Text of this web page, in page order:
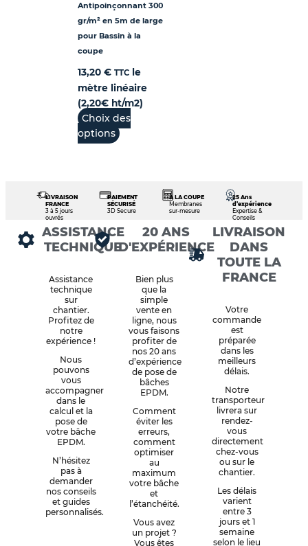
Antipoinçonnant 300
gr/m² en 5m de large
pour Bassin à la
coupe
13,20 € TTCle
mètre linéaire
(2,20€ ht/m2)
Choix des
options
LIVRAISON
FRANCE
3 à 5 jours
ouvrés
PAIEMENT
SÉCURISÉ
3D Secure
À LA COUPE
Membranes
sur-mesure
25 Ans
d’expérience
Expertise &
Conseils
ASSISTANCE
TECHNIQUE
Assistance
technique
sur
chantier.
Profitez de
notre
expérience !
Nous
pouvons
vous
accompagner
dans le
calcul et la
pose de
votre bâche
EPDM.
N’hésitez
pas à
demander
nos conseils
et guides
personnalisés.
20 ANS
D'EXPÉRIENCE
Bien plus
que la
simple
vente en
ligne, nous
vous faisons
profiter de
nos 20 ans
d’expérience
de pose de
bâches
EPDM.
Comment
éviter les
erreurs,
comment
optimiser
au
maximum
votre bâche
et
l’étanchéité.
Vous avez
un projet ?
Vous êtes
LIVRAISON
DANS
TOUTE LA
FRANCE
Votre
commande
est
préparée
dans les
meilleurs
délais.
Notre
transporteur
livrera sur
rendez-
vous
directement
chez-vous
ou sur le
chantier.
Les délais
varient
entre 3
jours et 1
semaine
selon le lieu